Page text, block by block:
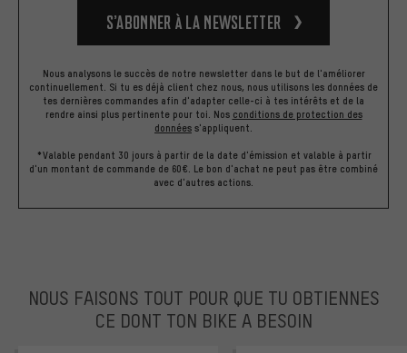
S’abonner à la newsletter
Nous analysons le succès de notre newsletter dans le but de l'améliorer
continuellement. Si tu es déjà client chez nous, nous utilisons les données de
tes dernières commandes afin d'adapter celle-ci à tes intérêts et de la
rendre ainsi plus pertinente pour toi. Nos conditions de protection des
données s'appliquent.
*Valable pendant 30 jours à partir de la date d'émission et valable à partir
d'un montant de commande de 60€. Le bon d'achat ne peut pas être combiné
avec d'autres actions.
NOUS FAISONS TOUT POUR QUE TU OBTIENNES
CE DONT TON BIKE A BESOIN